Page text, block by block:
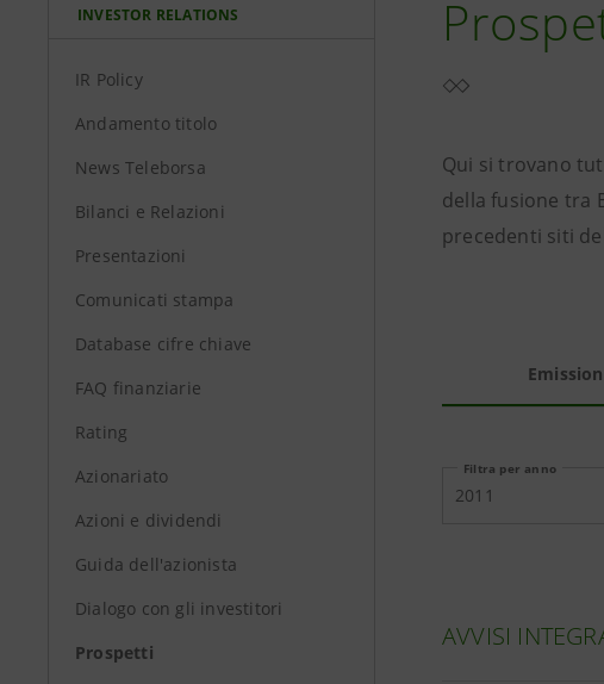
INVESTOR RELATIONS
IR Policy
Andamento titolo
News Teleborsa
Bilanci e Relazioni
Presentazioni
Comunicati stampa
Database cifre chiave
FAQ finanziarie
Rating
Azionariato
Azioni e dividendi
Guida dell'azionista
Dialogo con gli investitori
Prospetti
Qui si trovano
della fusione tra
precedenti siti
Filtra per anno
2011
AVVISI